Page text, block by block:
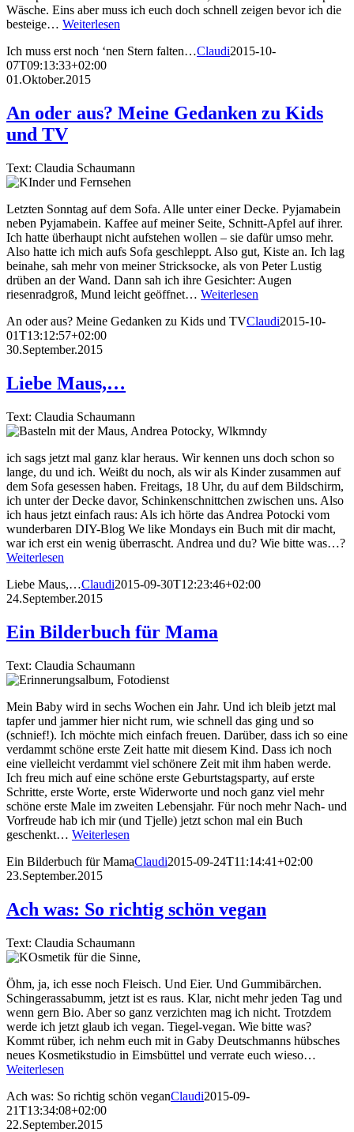
Wäsche. Eins aber muss ich euch doch schnell zeigen bevor ich die
besteige… Weiterlesen
Ich muss erst noch ‘nen Stern falten…Claudi2015-10-
07T09:13:33+02:00
01.Oktober.2015
An oder aus? Meine Gedanken zu Kids
und TV
Text: Claudia Schaumann
Letzten Sonntag auf dem Sofa. Alle unter einer Decke. Pyjamabein
neben Pyjamabein. Kaffee auf meiner Seite, Schnitt-Apfel auf ihrer.
Ich hatte überhaupt nicht aufstehen wollen – sie dafür umso mehr.
Also hatte ich mich aufs Sofa geschleppt. Also gut, Kiste an. Ich lag
beinahe, sah mehr von meiner Stricksocke, als von Peter Lustig
drüben an der Wand. Dann sah ich ihre Gesichter: Augen
riesenradgroß, Mund leicht geöffnet… Weiterlesen
An oder aus? Meine Gedanken zu Kids und TVClaudi2015-10-
01T13:12:57+02:00
30.September.2015
Liebe Maus,…
Text: Claudia Schaumann
ich sags jetzt mal ganz klar heraus. Wir kennen uns doch schon so
lange, du und ich. Weißt du noch, als wir als Kinder zusammen auf
dem Sofa gesessen haben. Freitags, 18 Uhr, du auf dem Bildschirm,
ich unter der Decke davor, Schinkenschnittchen zwischen uns. Also
ich haus jetzt einfach raus: Als ich hörte das Andrea Potocki vom
wunderbaren DIY-Blog We like Mondays ein Buch mit dir macht,
war ich erst ein wenig überrascht. Andrea und du? Wie bitte was…?
Weiterlesen
Liebe Maus,…Claudi2015-09-30T12:23:46+02:00
24.September.2015
Ein Bilderbuch für Mama
Text: Claudia Schaumann
Mein Baby wird in sechs Wochen ein Jahr. Und ich bleib jetzt mal
tapfer und jammer hier nicht rum, wie schnell das ging und so
(schnief!). Ich möchte mich einfach freuen. Darüber, dass ich so eine
verdammt schöne erste Zeit hatte mit diesem Kind. Dass ich noch
eine vielleicht verdammt viel schönere Zeit mit ihm haben werde.
Ich freu mich auf eine schöne erste Geburtstagsparty, auf erste
Schritte, erste Worte, erste Widerworte und noch ganz viel mehr
schöne erste Male im zweiten Lebensjahr. Für noch mehr Nach- und
Vorfreude hab ich mir (und Tjelle) jetzt schon mal ein Buch
geschenkt… Weiterlesen
Ein Bilderbuch für MamaClaudi2015-09-24T11:14:41+02:00
23.September.2015
Ach was: So richtig schön vegan
Text: Claudia Schaumann
Öhm, ja, ich esse noch Fleisch. Und Eier. Und Gummibärchen.
Schingerassabumm, jetzt ist es raus. Klar, nicht mehr jeden Tag und
wenn gern Bio. Aber so ganz verzichten mag ich nicht. Trotzdem
werde ich jetzt glaub ich vegan. Tiegel-vegan. Wie bitte was?
Kommt rüber, ich nehm euch mit in Gaby Deutschmanns hübsches
neues Kosmetikstudio in Eimsbüttel und verrate euch wieso…
Weiterlesen
Ach was: So richtig schön veganClaudi2015-09-
21T13:34:08+02:00
22.September.2015